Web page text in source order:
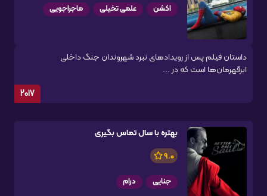
اکشن علمی تخیلی ماجراجویی
داستان فیلم پس از رویدادهای نبرد شهروندان جنگ داخلی
ابرقهرمان‌ها است که در ...
2017
بهتره با سال تماس بگیری
9.0
جنایی درام